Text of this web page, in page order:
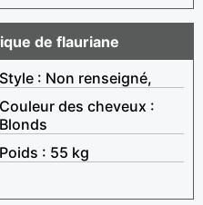
de flauriane
Style : Non renseigné,
Couleur des cheveux :
Blonds
Poids : 55 kg